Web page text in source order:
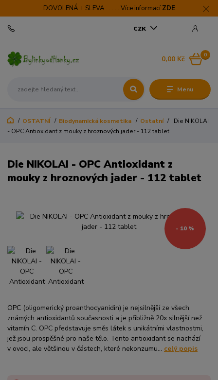
DOVOLENÁ + SLEVA . . . . . Více informací ZDE
Menu
CZK
0
0,00 Kč
OSTATNÍ Biodynamická kosmetika Ostatní
Die NIKOLAI
- OPC Antioxidant z mouky z hroznových jader - 112 tablet
Die NIKOLAI - OPC Antioxidant z
mouky z hroznových jader - 112 tablet
- 10 %
OPC (oligomerický proanthocyanidin) je nejsilnější ze všech
známých antioxidantů současnosti a je přibližně 20x silnější než
vitamín C. OPC představuje směs látek s unikátními vlastnostmi,
jež jsou prospěšné pro naše tělo. Tento antioxidant se nachází
v ovoci, ale většinou v částech, které nekonzumu... celý popis